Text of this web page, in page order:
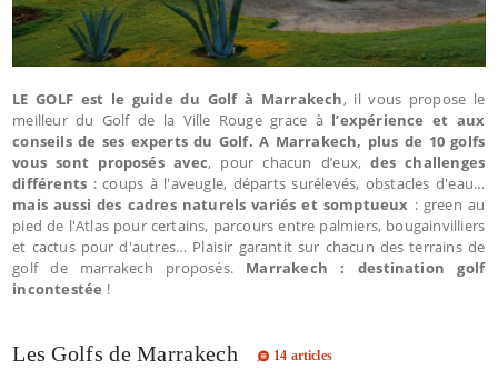
LE GOLF est le guide du Golf à Marrakech, il vous propose le
meilleur du Golf de la Ville Rouge grace à l’expérience et aux
conseils de ses experts du Golf.A Marrakech, plus de 10 golfs
vous sont proposés avec, pour chacun d’eux,des challenges
différents : coups à l'aveugle, départs surélevés, obstacles d'eau…
mais aussi des cadres naturels variés et somptueux : green au
pied de l'Atlas pour certains, parcours entre palmiers, bougainvilliers
et cactus pour d'autres… Plaisir garantit sur chacun des terrains de
golf de marrakech proposés. Marrakech : destination golf
incontestée !
Les Golfs de Marrakech 14 articles